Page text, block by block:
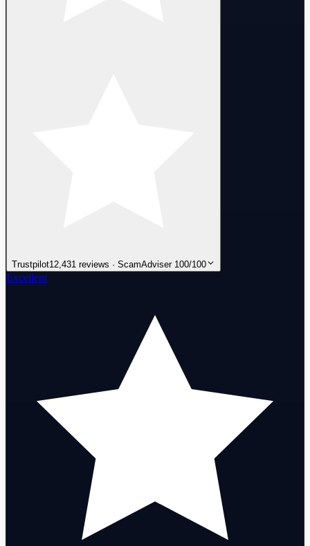
Trustpilot12,431 reviews · ScamAdviser 100/100
Excellent